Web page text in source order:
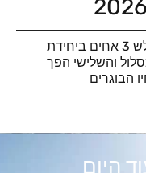
סוף מסלול יהלם מאי 2026 : הסיפור לש 3 אחים ביחידת
והשלישי הפך
הבוגרים
היום